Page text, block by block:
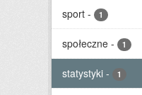
sport - 1
społeczne - 1
statystyki - 1